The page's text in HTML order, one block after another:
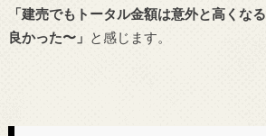
「建売でもトータル金額は意外と高くな
良かった〜」
と感じます。